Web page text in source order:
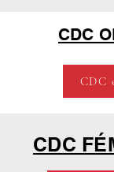
CDC
CDC
CDC